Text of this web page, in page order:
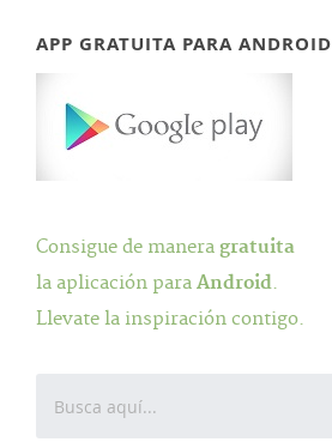
APP GRATUITA PARA ANDROID
Consigue de manera gratuita
la aplicación para Android.
Llevate la inspiración contigo.